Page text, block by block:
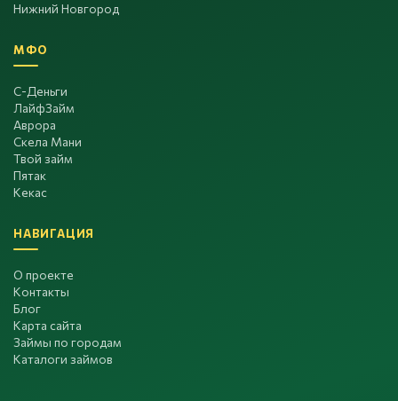
Нижний Новгород
МФО
С-Деньги
ЛайфЗайм
Аврора
Скела Мани
Твой займ
Пятак
Кекас
НАВИГАЦИЯ
О проекте
Контакты
Блог
Карта сайта
Займы по городам
Каталоги займов